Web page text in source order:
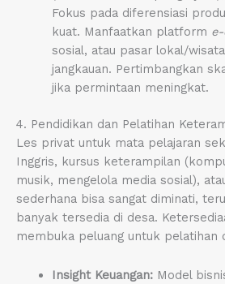
Fokus pada diferensiasi
kuat. Manfaatkan platform
sosial, atau pasar lokal/
jangkauan. Pertimbangkan
jika permintaan meningkat.
4. Pendidikan dan Pelatihan
Les privat untuk mata pelajaran
Inggris, kursus keterampilan
musik, mengelola media sosial),
sederhana bisa sangat diminati,
banyak tersedia di desa.
membuka peluang untuk pelatihan
Insight Keuangan:Model